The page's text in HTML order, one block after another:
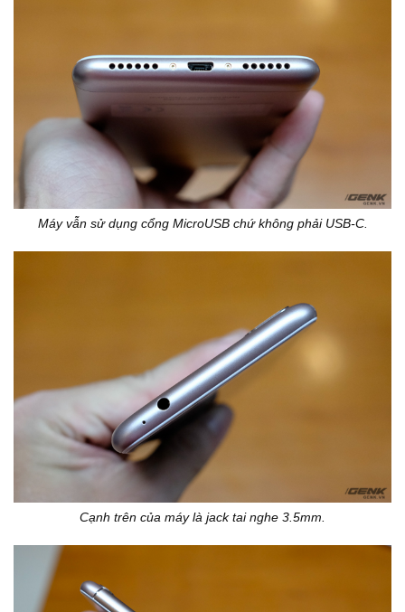
Máy vẫn sử dụng cổng MicroUSB chứ không phải USB-C.
Cạnh trên của máy là jack tai nghe 3.5mm.